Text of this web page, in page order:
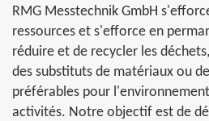
RMG Messtechnik GmbH
ressources et s'efforce en
réduire et de recycler les
des substituts de matériaux ou
préférables pour
activités. Notre objectif est de